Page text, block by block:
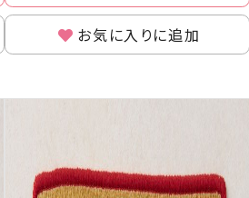
お気に入りに追加